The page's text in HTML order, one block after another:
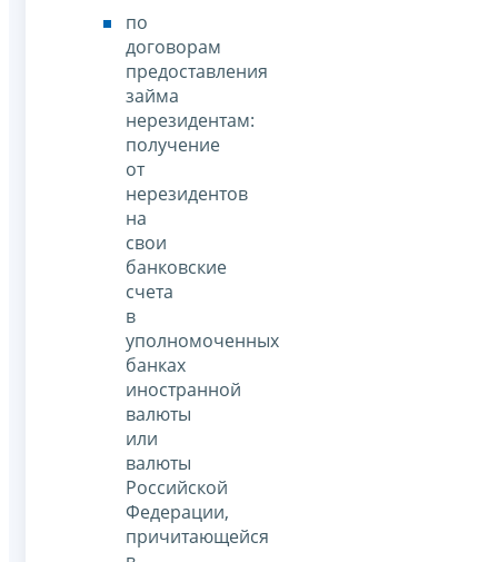
по
договорам
предоставления
займа
нерезидентам:
получение
от
нерезидентов
на
свои
банковские
счета
в
уполномоченных
банках
иностранной
валюты
или
валюты
Российской
Федерации,
причитающейся